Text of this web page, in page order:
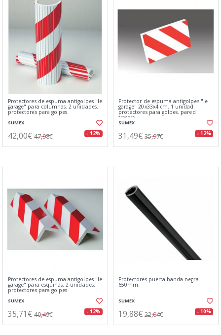
Protectores de espuma antigolpes "le
garage" para columnas. 2 unidades.
protectores para golpes
SUMEX
42,00€ 47,98€ - 12%
Protector de espuma antigolpes "le
garage" 20x33x4 cm. 1 unidad.
protectores para golpes. pared
trasera.
SUMEX
31,49€ 35,97€ - 12%
Protectores de espuma antigolpes "le
garage" para esquinas. 2 unidades.
protectores para golpes.
SUMEX
35,71€ 40,49€ - 12%
Protectores puerta banda negra
650mm.
SUMEX
19,88€ 22,04€ - 10%